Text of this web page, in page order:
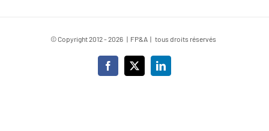
© Copyright 2012 -2026 | FP&A | tous droits réservés
Facebook
X LinkedIn